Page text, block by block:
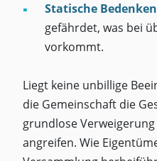
Statische
gefährdet, was bei
vorkommt.
Liegt keine unbillige
die Gemeinschaft die
grundlose
angreifen. Wie